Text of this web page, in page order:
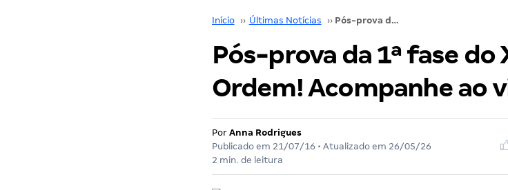
Início ›› Últimas Notícias ›› Pós-prova da 1ª fase do XX Exame de Ordem! Acompanhe ao vivo!
Pós-prova da 1ª fase do
Ordem! Acompanhe ao
Por Anna Rodrigues
Publicado em 21/07/16 • Atualizado em 26/05/26
2 min. de leitura